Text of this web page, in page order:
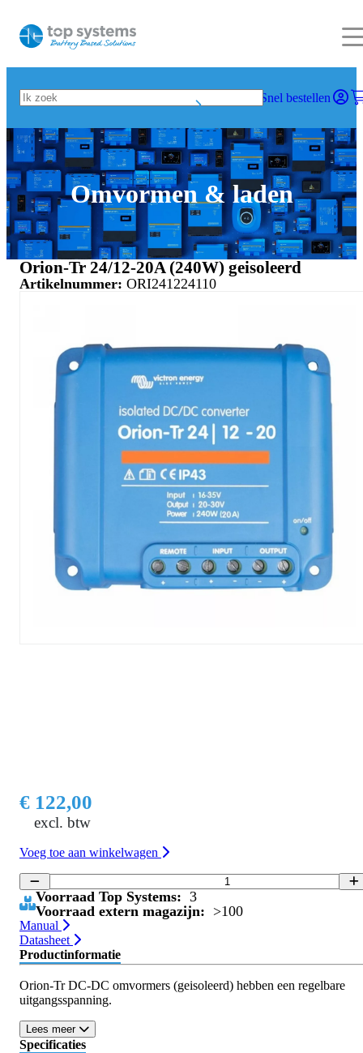
Snel bestellen
Omvormen & laden
Orion-Tr 24/12-20A (240W) geisoleerd
Artikelnummer: ORI241224110
€ 122,00
excl. btw
Voeg toe aan winkelwagen
Voorraad Top Systems: 3
Voorraad extern magazijn: >100
Manual
Datasheet
Productinformatie
Orion-Tr DC-DC omvormers (geisoleerd) hebben een regelbare
uitgangsspanning.
Lees meer
Specificaties